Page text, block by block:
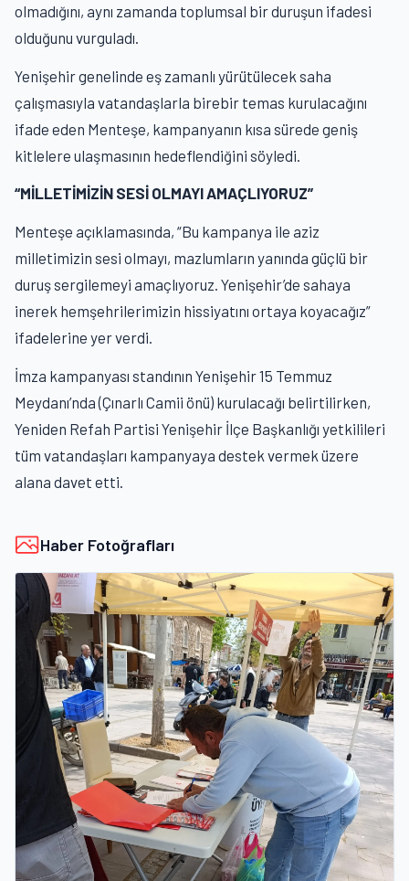
olmadığını, aynı zamanda toplumsal bir duruşun ifadesi
olduğunu vurguladı.
Yenişehir genelinde eş zamanlı yürütülecek saha
çalışmasıyla vatandaşlarla birebir temas kurulacağını
ifade eden Menteşe, kampanyanın kısa sürede geniş
kitlelere ulaşmasının hedeflendiğini söyledi.
“MİLLETİMİZİN SESİ OLMAYI AMAÇLIYORUZ”
Menteşe açıklamasında, “Bu kampanya ile aziz
milletimizin sesi olmayı, mazlumların yanında güçlü bir
duruş sergilemeyi amaçlıyoruz. Yenişehir’de sahaya
inerek hemşehrilerimizin hissiyatını ortaya koyacağız”
ifadelerine yer verdi.
İmza kampanyası standının Yenişehir 15 Temmuz
Meydanı’nda (Çınarlı Camii önü) kurulacağı belirtilirken,
Yeniden Refah Partisi Yenişehir İlçe Başkanlığı yetkilileri
tüm vatandaşları kampanyaya destek vermek üzere
alana davet etti.
Haber Fotoğrafları